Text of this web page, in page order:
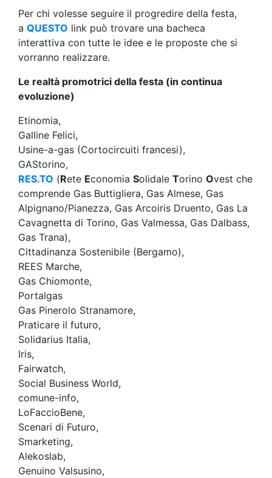
Per chi volesse seguire il progredire della festa,
a QUESTO link può trovare una bacheca
interattiva con tutte le idee e le proposte che si
vorranno realizzare.
Le realtà promotrici della festa (in continua
evoluzione)
Etinomia,
Galline Felici,
Usine-a-gas (Cortocircuiti francesi),
GAStorino,
RES.TO (Rete Economia Solidale Torino Ovest che
comprende Gas Buttigliera, Gas Almese, Gas
Alpignano/Pianezza, Gas Arcoiris Druento, Gas La
Cavagnetta di Torino, Gas Valmessa, Gas Dalbass,
Gas Trana),
Cittadinanza Sostenibile (Bergamo),
REES Marche,
Gas Chiomonte,
Portalgas
Gas Pinerolo Stranamore,
Praticare il futuro,
Solidarius Italia,
Iris,
Fairwatch,
Social Business World,
comune-info,
LoFaccioBene,
Scenari di Futuro,
Smarketing,
Alekoslab,
Genuino Valsusino,